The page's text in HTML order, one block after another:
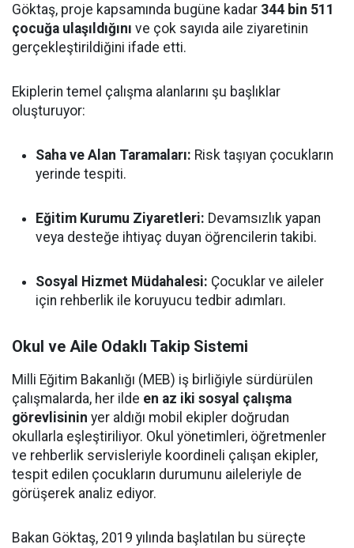
Göktaş, proje kapsamında bugüne kadar 344 bin 511
çocuğa ulaşıldığını ve çok sayıda aile ziyaretinin
gerçekleştirildiğini ifade etti.
Ekiplerin temel çalışma alanlarını şu başlıklar
oluşturuyor:
Saha ve Alan Taramaları: Risk taşıyan çocukların
yerinde tespiti.
Eğitim Kurumu Ziyaretleri: Devamsızlık yapan
veya desteğe ihtiyaç duyan öğrencilerin takibi.
Sosyal Hizmet Müdahalesi: Çocuklar ve aileler
için rehberlik ile koruyucu tedbir adımları.
Okul ve Aile Odaklı Takip Sistemi
Milli Eğitim Bakanlığı (MEB) iş birliğiyle sürdürülen
çalışmalarda, her ilde en az iki sosyal çalışma
görevlisinin yer aldığı mobil ekipler doğrudan
okullarla eşleştiriliyor. Okul yönetimleri, öğretmenler
ve rehberlik servisleriyle koordineli çalışan ekipler,
tespit edilen çocukların durumunu aileleriyle de
görüşerek analiz ediyor.
Bakan Göktaş, 2019 yılında başlatılan bu süreçte